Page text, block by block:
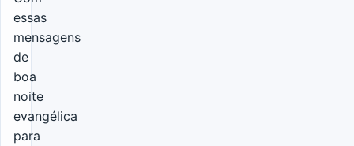
essas
mensagens
de
boa
noite
evangélica
para